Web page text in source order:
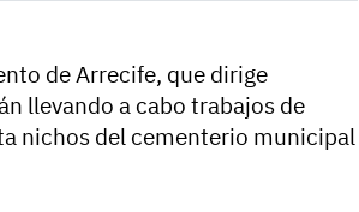
de Arrecife, que dirige
llevando a cabo trabajos de
nichos del cementerio municipal